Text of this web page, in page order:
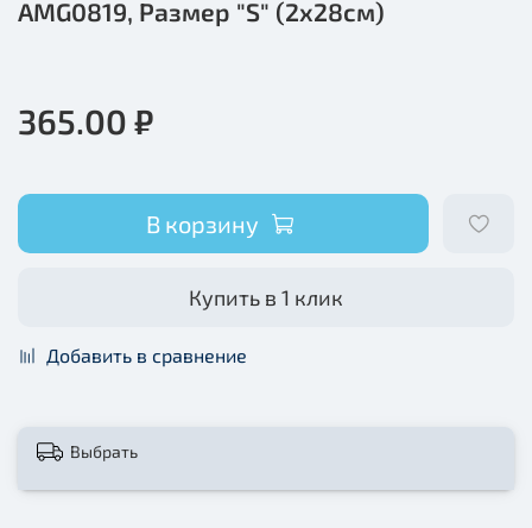
AMG0819, Размер "S" (2х28см)
365.00 ₽
В корзину
Купить в 1 клик
Добавить в сравнение
Выбрать